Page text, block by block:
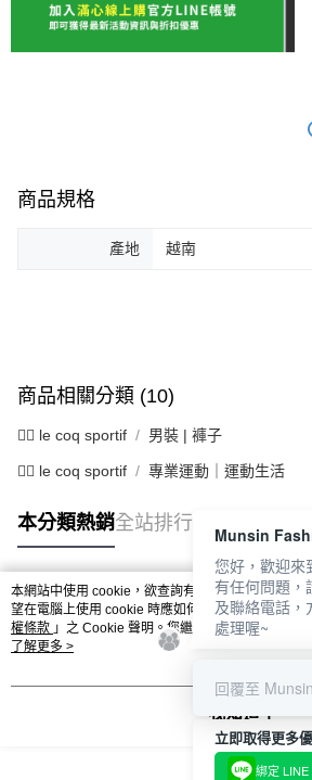
商品規格
產地 越南
商品相關分類 (10)
🚴‍♂️ le coq sportif 男裝 | 褲子
🚴‍♂️ le coq sportif 專業運動｜運動生活
本分類熱銷全站排行
熱門標籤
本網站中使用 cookie，欲查詢有關本網站使用
望在電腦上使用 cookie 時應如何變更電腦的 cookie
權條款 」之 Cookie 聲明。您繼續使用本網站即表
用條款之 Cookie 聲明使用 cookie。
了解更多 >
我知道了
立即取得更多
綁定 LINE
Munsin
您好，歡迎來
有任何問題，
及聯絡電話，
處理喔~
回覆至